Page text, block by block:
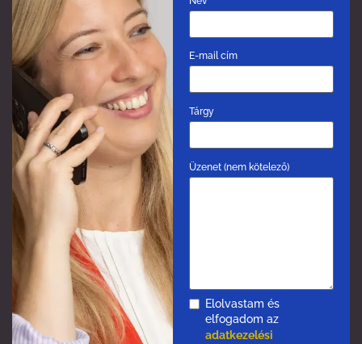
E-mail cím
Tárgy
Üzenet (nem kötelező)
Elolvastam és
elfogadom az
adatkezelési